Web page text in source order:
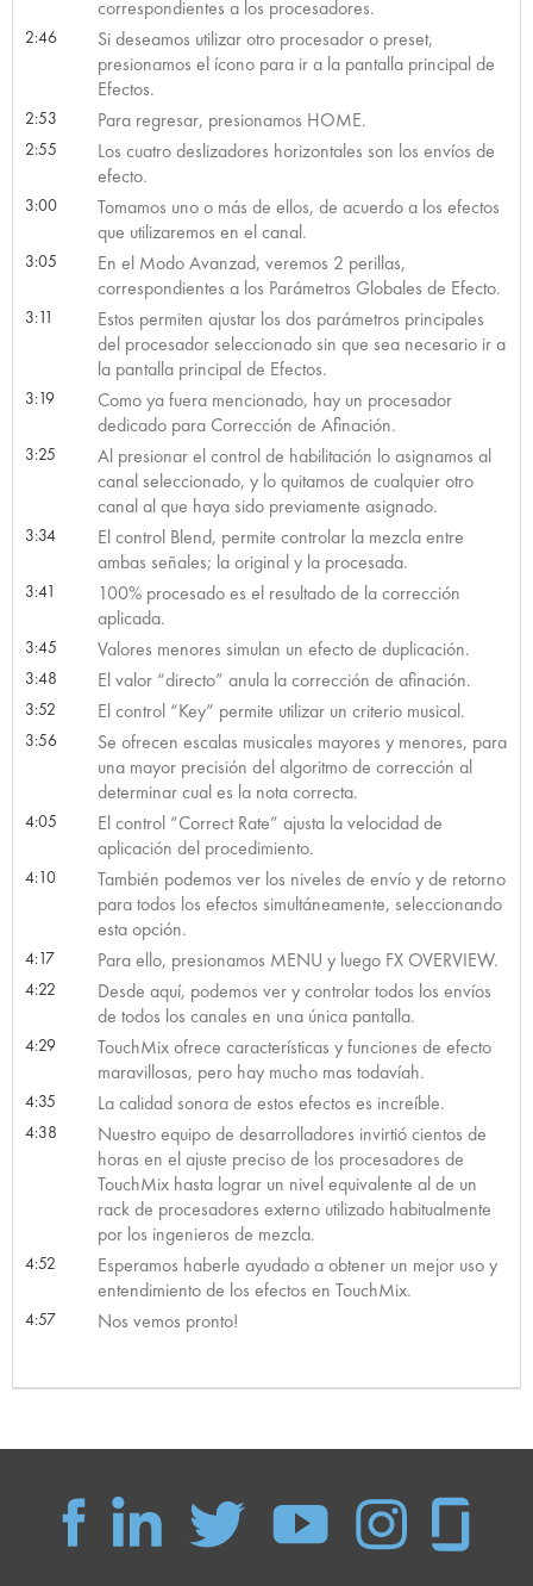
correspondientes a los procesadores.
2:46
Si deseamos utilizar otro procesador o preset,
presionamos el ícono para ir a la pantalla principal de
Efectos.
2:53 Para regresar, presionamos HOME.
2:55
Los cuatro deslizadores horizontales son los envíos de
efecto.
3:00
Tomamos uno o más de ellos, de acuerdo a los efectos
que utilizaremos en el canal.
3:05
En el Modo Avanzad, veremos 2 perillas,
correspondientes a los Parámetros Globales de Efecto.
3:11
Estos permiten ajustar los dos parámetros principales
del procesador seleccionado sin que sea necesario ir a
la pantalla principal de Efectos.
3:19
Como ya fuera mencionado, hay un procesador
dedicado para Corrección de Afinación.
3:25
Al presionar el control de habilitación lo asignamos al
canal seleccionado, y lo quitamos de cualquier otro
canal al que haya sido previamente asignado.
3:34
El control Blend, permite controlar la mezcla entre
ambas señales; la original y la procesada.
3:41
100% procesado es el resultado de la corrección
aplicada.
3:45 Valores menores simulan un efecto de duplicación.
3:48 El valor “directo” anula la corrección de afinación.
3:52 El control “Key” permite utilizar un criterio musical.
3:56
Se ofrecen escalas musicales mayores y menores, para
una mayor precisión del algoritmo de corrección al
determinar cual es la nota correcta.
4:05
El control “Correct Rate” ajusta la velocidad de
aplicación del procedimiento.
4:10
También podemos ver los niveles de envío y de retorno
para todos los efectos simultáneamente, seleccionando
esta opción.
4:17 Para ello, presionamos MENU y luego FX OVERVIEW.
4:22
Desde aquí, podemos ver y controlar todos los envíos
de todos los canales en una única pantalla.
4:29
TouchMix ofrece características y funciones de efecto
maravillosas, pero hay mucho mas todavíah.
4:35 La calidad sonora de estos efectos es increíble.
4:38
Nuestro equipo de desarrolladores invirtió cientos de
horas en el ajuste preciso de los procesadores de
TouchMix hasta lograr un nivel equivalente al de un
rack de procesadores externo utilizado habitualmente
por los ingenieros de mezcla.
4:52
Esperamos haberle ayudado a obtener un mejor uso y
entendimiento de los efectos en TouchMix.
4:57 Nos vemos pronto!